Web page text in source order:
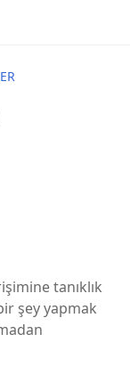
tanıklık
şey yapmak